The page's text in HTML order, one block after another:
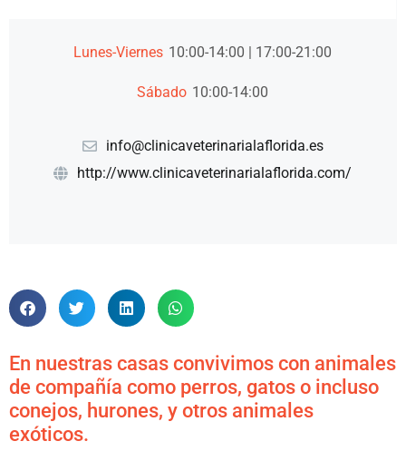
Lunes-Viernes 10:00-14:00 | 17:00-21:00
Sábado 10:00-14:00
info@clinicaveterinarialaflorida.es
http://www.clinicaveterinarialaflorida.com/
En nuestras casas convivimos con animales
de compañía como perros, gatos o incluso
conejos, hurones, y otros animales
exóticos.